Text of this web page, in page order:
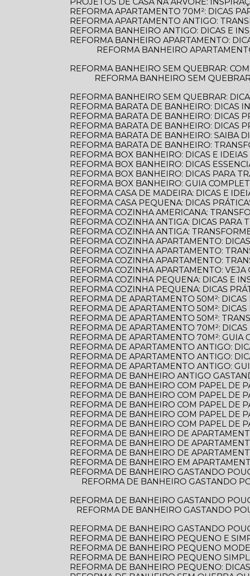
REFORMA APARTAMENTO 70M²: DICAS
REFORMA APARTAMENTO ANTIGO:
REFORMA BANHEIRO ANTIGO: DICAS E
REFORMA BANHEIRO APARTAMENTO:
REFORMA BANHEIRO APARTAMENTO: DICAS ESSENCIAIS PARA TRANSFORMAR SEU ESPAÇO COM ESTILO E
REFORMA BANHEIRO SEM QUEBRAR:
REFORMA BANHEIRO SEM QUEBRAR: DESCUBRA COMO TRANSFORMAR SEU ESPAÇO DE FORMA PRÁTICA E
REFORMA BANHEIRO SEM QUEBRAR:
REFORMA BARATA DE BANHEIRO: DICAS
REFORMA BARATA DE BANHEIRO: DICAS
REFORMA BARATA DE BANHEIRO: DICAS
REFORMA BARATA DE BANHEIRO: SAIBA
REFORMA BARATA DE BANHEIRO:
REFORMA BOX BANHEIRO: DICAS E
REFORMA BOX BANHEIRO: DICAS
REFORMA BOX BANHEIRO: DICAS PARA
REFORMA BOX BANHEIRO: GUIA
REFORMA CASA DE MADEIRA: DICAS E
REFORMA CASA PEQUENA: DICAS
REFORMA COZINHA AMERICANA:
REFORMA COZINHA ANTIGA: DICAS PARA
REFORMA COZINHA ANTIGA:
REFORMA COZINHA APARTAMENTO:
REFORMA COZINHA APARTAMENTO:
REFORMA COZINHA APARTAMENTO:
REFORMA COZINHA APARTAMENTO:
REFORMA COZINHA PEQUENA: DICAS E
REFORMA COZINHA PEQUENA: DICAS
REFORMA DE APARTAMENTO 50M²:
REFORMA DE APARTAMENTO 50M²:
REFORMA DE APARTAMENTO 50M²:
REFORMA DE APARTAMENTO 70M²:
REFORMA DE APARTAMENTO 70M²: GUIA
REFORMA DE APARTAMENTO ANTIGO:
REFORMA DE APARTAMENTO ANTIGO:
REFORMA DE APARTAMENTO ANTIGO:
REFORMA DE BANHEIRO ANTIGO
REFORMA DE BANHEIRO COM PAPEL DE
REFORMA DE BANHEIRO COM PAPEL DE
REFORMA DE BANHEIRO COM PAPEL DE
REFORMA DE BANHEIRO COM PAPEL DE
REFORMA DE BANHEIRO COM PAPEL DE
REFORMA DE BANHEIRO DE
REFORMA DE BANHEIRO DE
REFORMA DE BANHEIRO DE
REFORMA DE BANHEIRO EM
REFORMA DE BANHEIRO GASTANDO
REFORMA DE BANHEIRO GASTANDO POUCO: DICAS PRÁTICAS PARA TRANSFORMAR O ESPAÇO SEM ESTOURAR O
REFORMA DE BANHEIRO GASTANDO
REFORMA DE BANHEIRO GASTANDO POUCO: DICAS PRÁTICAS PARA TRANSFORMAR SEU ESPAÇO SEM ESTOURAR O
REFORMA DE BANHEIRO GASTANDO
REFORMA DE BANHEIRO PEQUENO E
REFORMA DE BANHEIRO PEQUENO
REFORMA DE BANHEIRO PEQUENO
REFORMA DE BANHEIRO PEQUENO: